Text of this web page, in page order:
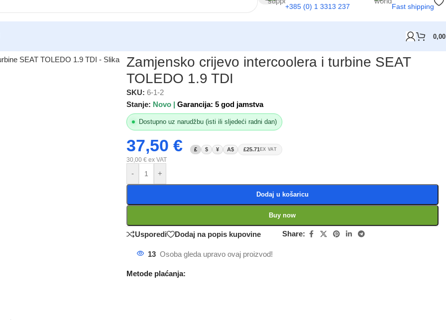
+385 (0) 1 3313 237
Fast shipping
Zamjensko crijevo intercoolera i turbine SEAT
TOLEDO 1.9 TDI
SKU: 6-1-2
Stanje: Novo | Garancija: 5 god jamstva
Dostupno uz narudžbu (isti ili sljedeći radni dan)
37,50 € £ $ ¥ A$ £25.71 EX VAT
30,00 €ex VAT
- +
Dodaj u košaricu
Buy now
Usporedi Dodaj na popis kupovine Share:
13 Osoba gleda upravo ovaj proizvod!
Metode plaćanja: